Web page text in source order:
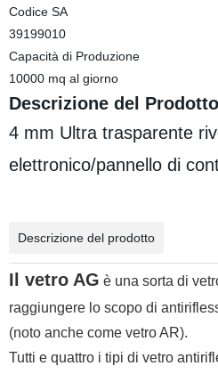
Codice SA
39199010
Capacità di Produzione
10000 mq al giorno
Descrizione del Prodotto
4 mm Ultra trasparente
elettronico/pannello di
Descrizione del prodotto
Il vetro AG è una sorta di
raggiungere lo scopo di
(noto anche come vetro AR).
Tutti e quattro i tipi di vetro